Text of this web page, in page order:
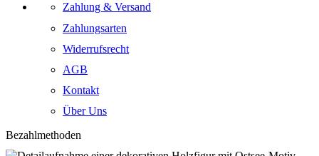
Zahlung & Versand
Zahlungsarten
Widerrufsrecht
AGB
Kontakt
Über Uns
Bezahlmethoden